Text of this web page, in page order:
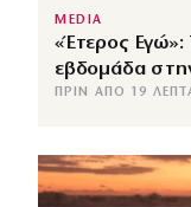
MEDIA
«Έτερος Εγώ»:
εβδομάδα
ΠΡΙΝ ΑΠΌ 19